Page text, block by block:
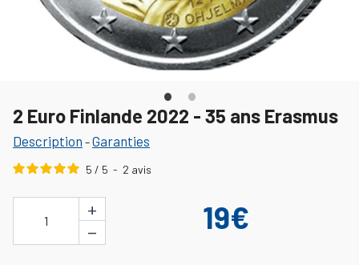
2 Euro Finlande 2022 - 35 ans Erasmus
Description -Garanties
5 / 5 - 2 avis
1
+
−
19€